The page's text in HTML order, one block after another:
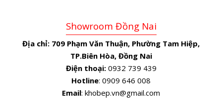
Showroom Đồng Nai
Địa chỉ: 709 Phạm Văn Thuận, Phường Tam Hiệp,
TP.Biên Hòa, Đồng Nai
Điện thoại:0932 739 439
Hotline: 0909 646 008
Email: khobep.vn@gmail.com